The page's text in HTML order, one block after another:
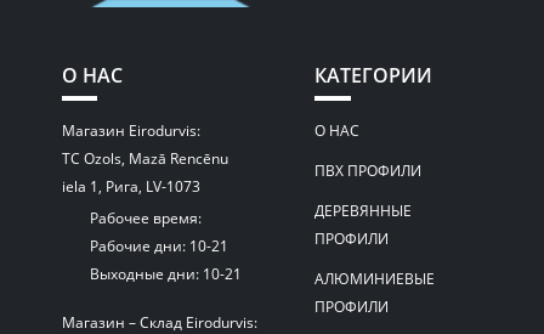
О НАС
Магазин Eirodurvis:
TC Ozols, Mazā Rencēnu
iela 1, Рига, LV-1073
Рабочее время:
Рабочие дни: 10-21
Выходные дни: 10-21
Магазин – Склад Eirodurvis:
КАТЕГОРИИ
О НАС
ПВХ ПРОФИЛИ
ДЕРЕВЯННЫЕ
ПРОФИЛИ
АЛЮМИНИЕВЫЕ
ПРОФИЛИ